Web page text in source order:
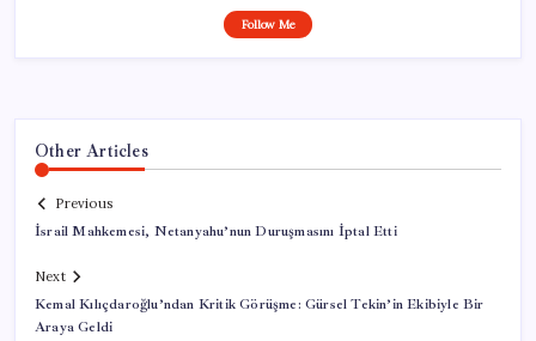
Follow Me
Other Articles
Previous
İsrail Mahkemesi, Netanyahu’nun Duruşmasını İptal Etti
Next
Kemal Kılıçdaroğlu’ndan Kritik Görüşme: Gürsel Tekin’in Ekibiyle Bir
Araya Geldi